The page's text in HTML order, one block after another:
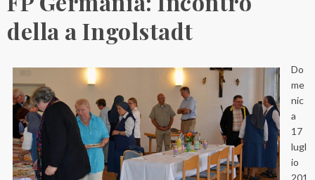
della a Ingolstadt
Do
me
nic
a
17
lugl
io